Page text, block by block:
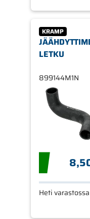
KRAMP
LETKU
899144M1N
Heti varastossa